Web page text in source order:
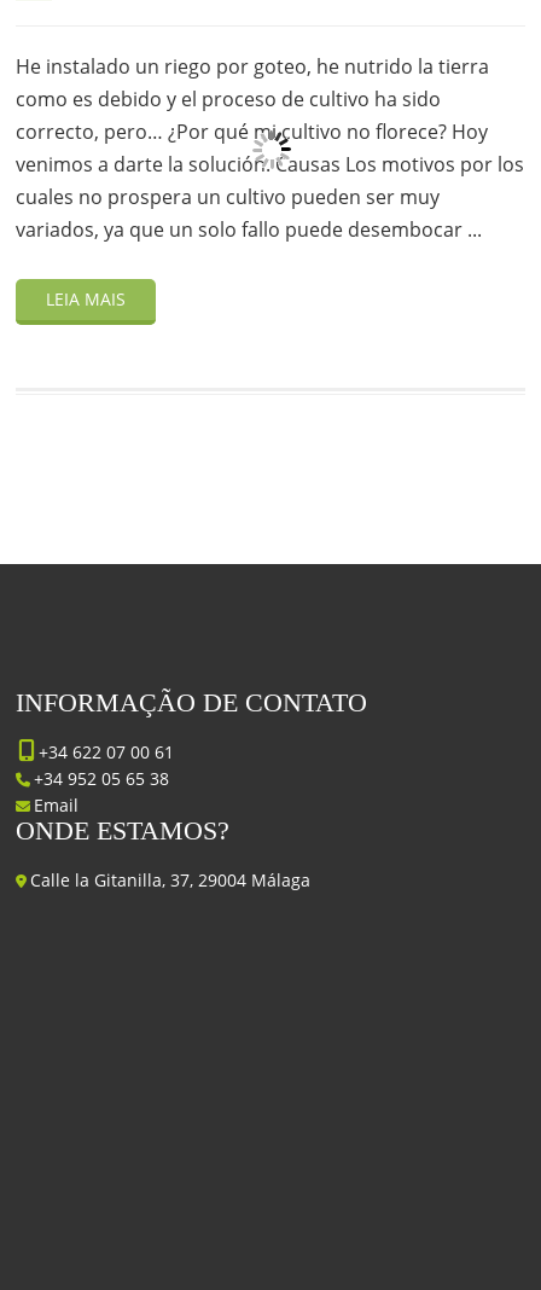
He instalado un riego por goteo, he nutrido la tierra
como es debido y el proceso de cultivo ha sido
correcto, pero… ¿Por qué mi cultivo no florece? Hoy
venimos a darte la solución. Causas Los motivos por los
cuales no prospera un cultivo pueden ser muy
variados, ya que un solo fallo puede desembocar ...
INFORMAÇÃO DE CONTATO
+34 622 07 00 61
+34 952 05 65 38
Email
ONDE ESTAMOS?
Calle la Gitanilla, 37, 29004 Málaga